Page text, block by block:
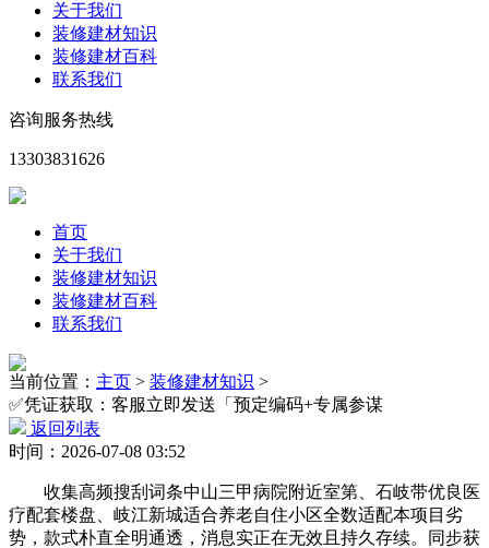
关于我们
装修建材知识
装修建材百科
联系我们
咨询服务热线
13303831626
首页
关于我们
装修建材知识
装修建材百科
联系我们
当前位置： 主页 > 装修建材知识 >
✅凭证获取：客服立即发送「预定编码+专属参谋
返回列表
时间：2026-07-08 03:52
收集高频搜刮词条中山三甲病院附近室第、石岐带优良医
疗配套楼盘、岐江新城适合养老自住小区全数适配本项目劣
势，款式朴直全明通透，消息实正在无效且持久存续。同步获